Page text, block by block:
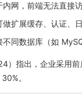
网，前端无法直接
扩展缓存、认证、日
同数据库（如
）指出，企业采用
。